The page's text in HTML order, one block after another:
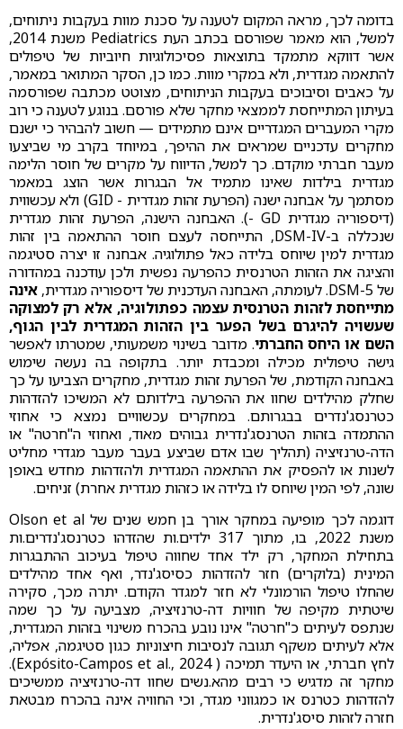
בדומה לכך, מראה המקום לטענה על סכנת מוות בעקבות ניתוחים,
למשל, הוא מאמר שפורסם בכתב העת Pediatrics משנת 2014,
אשר דווקא מתמקד בתוצאות פסיכולוגיות חיוביות של טיפולים
להתאמה מגדרית, ולא במקרי מוות. כמו כן, הסקר המתואר במאמר,
על כאבים וסיבוכים בעקבות הניתוחים, מצוטט מכתבה שפורסמה
בעיתון המתייחסת לממצאי מחקר שלא פורסם. בנוגע לטענה כי רוב
מקרי המעברים המגדריים אינם מתמידים — חשוב להבהיר כי ישנם
מחקרים עדכניים שמראים את ההיפך, במיוחד בקרב מי שביצעו
מעבר חברתי מוקדם. כך למשל, הדיווח על מקרים של חוסר הלימה
מגדרית בילדות שאינו מתמיד אל הבגרות אשר הוצג במאמר
מסתמך על אבחנה ישנה (הפרעת זהות מגדרית - GID) ולא עכשווית
(דיספוריה מגדרית GD -). האבחנה הישנה, הפרעת זהות מגדרית
שנכללה ב-DSM-IV, התייחסה לעצם חוסר ההתאמה בין זהות
מגדרית למין שיוחס בלידה כאל פתולוגיה. אבחנה זו יצרה סטיגמה
והציגה את הזהות הטרנסית כהפרעה נפשית ולכן עודכנה במהדורה
של DSM-5. לעומתה, האבחנה העדכנית של דיספוריה מגדרית,
אינה
מתייחסת לזהות הטרנסית עצמה כפתולוגיה, אלא רק למצוקה
שעשויה להיגרם בשל הפער בין הזהות המגדרית לבין הגוף,
השם או היחס החברתי. מדובר בשינוי משמעותי, שמטרתו לאפשר
גישה טיפולית מכילה ומכבדת יותר. בתקופה בה נעשה שימוש
באבחנה הקודמת, של הפרעת זהות מגדרית, מחקרים הצביעו על כך
שחלק מהילדים שחוו את ההפרעה בילדותם לא המשיכו להזדהות
כטרנסג'נדרים בבגרותם. במחקרים עכשוויים נמצא כי אחוזי
ההתמדה בזהות הטרנסג'נדרית גבוהים מאוד, ואחוזי ה"חרטה" או
הדה-טרנזיציה (תהליך שבו אדם שביצע בעבר מעבר מגדרי מחליט
לשנות או להפסיק את ההתאמה המגדרית ולהזדהות מחדש באופן
שונה, לפי המין שיוחס לו בלידה או כזהות מגדרית אחרת) זניחים.
דוגמה לכך מופיעה במחקר אורך בן חמש שנים של Olson et al
משנת 2022, בו, מתוך 317 ילדים.ות שהזדהו כטרנסג'נדרים.ות
בתחילת המחקר, רק ילד אחד שחווה טיפול בעיכוב ההתבגרות
המינית (בלוקרים) חזר להזדהות כסיסג'נדר, ואף אחד מהילדים
שהחלו טיפול הורמונלי לא חזר למגדר הקודם. יתרה מכך, סקירה
שיטתית מקיפה של חוויות דה-טרנזיציה, מצביעה על כך שמה
שנתפס לעיתים כ"חרטה" אינו נובע בהכרח משינוי בזהות המגדרית,
אלא לעיתים משקף תגובה לנסיבות חיצוניות כגון סטיגמה, אפליה,
לחץ חברתי, או היעדר תמיכה ( Expósito-Campos et al., 2024).
מחקר זה מדגיש כי רבים מהא.נשים שחוו דה-טרנזיציה ממשיכים
להזדהות כטרנס או כמגווני מגדר, וכי החוויה אינה בהכרח מבטאת
חזרה לזהות סיסג'נדרית.